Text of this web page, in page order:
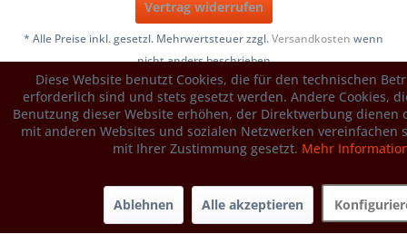
Vertrag widerrufen
* Alle Preise inkl. gesetzl. Mehrwertsteuer zzgl.Versandkosten wenn
nicht anders beschrieben
Copyright © 2005-2026, Tartuffli Naturwaren e.K., Schwifting,
Germany
Diese Website benutzt Cookies, die für den technischen
erforderlich sind und stets gesetzt werden. Andere Cookies,
Benutzung dieser Website erhöhen, der Direktwerbung dienen
mit anderen Websites und sozialen Netzwerken vereinfachen
mit Ihrer Zustimmung gesetzt. Mehr
Ablehnen Alle akzeptieren